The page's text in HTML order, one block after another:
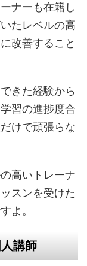
ナーも在籍し
たレベルの高
改善すること
きた経験から
習の進捗度合
けで頑張らな
高いトレーナ
スンを受けた
よ。
講師